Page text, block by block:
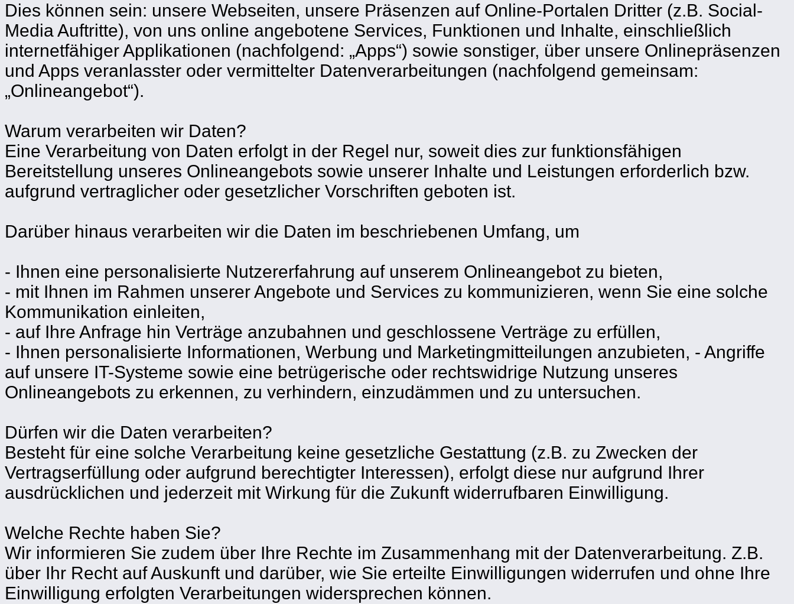
Dies können sein: unsere Webseiten, unsere Präsenzen auf Online-Portalen Dritter (z.B. Social-
Media Auftritte), von uns online angebotene Services, Funktionen und Inhalte, einschließlich
internetfähiger Applikationen (nachfolgend: „Apps“) sowie sonstiger, über unsere Onlinepräsenzen
und Apps veranlasster oder vermittelter Datenverarbeitungen (nachfolgend gemeinsam:
„Onlineangebot“).
Warum verarbeiten wir Daten?
Eine Verarbeitung von Daten erfolgt in der Regel nur, soweit dies zur funktionsfähigen
Bereitstellung unseres Onlineangebots sowie unserer Inhalte und Leistungen erforderlich bzw.
aufgrund vertraglicher oder gesetzlicher Vorschriften geboten ist.
Darüber hinaus verarbeiten wir die Daten im beschriebenen Umfang, um
- Ihnen eine personalisierte Nutzererfahrung auf unserem Onlineangebot zu bieten,
- mit Ihnen im Rahmen unserer Angebote und Services zu kommunizieren, wenn Sie eine solche
Kommunikation einleiten,
- auf Ihre Anfrage hin Verträge anzubahnen und geschlossene Verträge zu erfüllen,
- Ihnen personalisierte Informationen, Werbung und Marketingmitteilungen anzubieten, - Angriffe
auf unsere IT-Systeme sowie eine betrügerische oder rechtswidrige Nutzung unseres
Onlineangebots zu erkennen, zu verhindern, einzudämmen und zu untersuchen.
Dürfen wir die Daten verarbeiten?
Besteht für eine solche Verarbeitung keine gesetzliche Gestattung (z.B. zu Zwecken der
Vertragserfüllung oder aufgrund berechtigter Interessen), erfolgt diese nur aufgrund Ihrer
ausdrücklichen und jederzeit mit Wirkung für die Zukunft widerrufbaren Einwilligung.
Welche Rechte haben Sie?
Wir informieren Sie zudem über Ihre Rechte im Zusammenhang mit der Datenverarbeitung. Z.B.
über Ihr Recht auf Auskunft und darüber, wie Sie erteilte Einwilligungen widerrufen und ohne Ihre
Einwilligung erfolgten Verarbeitungen widersprechen können.